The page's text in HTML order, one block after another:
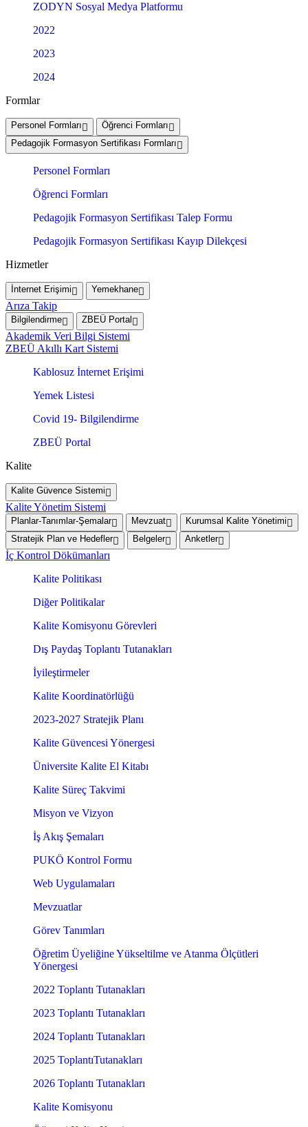
ZODYN Sosyal Medya Platformu
2022
2023
2024
Formlar
Personel Formları
Öğrenci Formları
Pedagojik Formasyon Sertifikası Formları
Personel Formları
Öğrenci Formları
Pedagojik Formasyon Sertifikası Talep Formu
Pedagojik Formasyon Sertifikası Kayıp Dilekçesi
Hizmetler
İnternet Erişimi Yemekhane
Arıza Takip
Bilgilendirme ZBEÜ Portal
Akademik Veri Bilgi Sistemi
ZBEÜ Akıllı Kart Sistemi
Kablosuz İnternet Erişimi
Yemek Listesi
Covid 19- Bilgilendirme
ZBEÜ Portal
Kalite
Kalite Güvence Sistemi
Kalite Yönetim Sistemi
Planlar-Tanımlar-Şemalar Mevzuat
Kurumsal Kalite Yönetimi
Stratejik Plan ve Hedefler
Belgeler Anketler
İç Kontrol Dökümanları
Kalite Politikası
Diğer Politikalar
Kalite Komisyonu Görevleri
Dış Paydaş Toplantı Tutanakları
İyileştirmeler
Kalite Koordinatörlüğü
2023-2027 Stratejik Planı
Kalite Güvencesi Yönergesi
Üniversite Kalite El Kitabı
Kalite Süreç Takvimi
Misyon ve Vizyon
İş Akış Şemaları
PUKÖ Kontrol Formu
Web Uygulamaları
Mevzuatlar
Görev Tanımları
Öğretim Üyeliğine Yükseltilme ve Atanma Ölçütleri
Yönergesi
2022 Toplantı Tutanakları
2023 Toplantı Tutanakları
2024 Toplantı Tutanakları
2025 ToplantıTutanakları
2026 Toplantı Tutanakları
Kalite Komisyonu